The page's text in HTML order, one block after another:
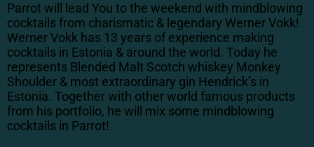
Parrot will lead You to the weekend with mindblowing
cocktails from charismatic & legendary Werner Vokk!
Werner Vokk has 13 years of experience making
cocktails in Estonia & around the world. Today he
represents Blended Malt Scotch whiskey Monkey
Shoulder & most extraordinary gin Hendrick’s in
Estonia. Together with other world famous products
from his portfolio, he will mix some mindblowing
cocktails in Parrot!